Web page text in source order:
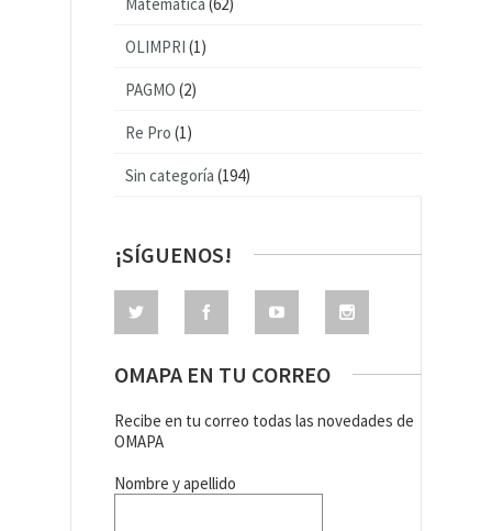
OLIMPRI (1)
PAGMO (2)
Re Pro (1)
Sin categoría (194)
¡SÍGUENOS!
OMAPA EN TU CORREO
Recibe en tu correo todas las novedades de
OMAPA
Nombre y apellido